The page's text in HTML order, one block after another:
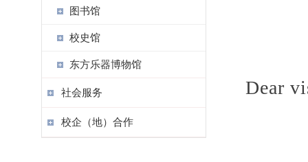
图书馆
校史馆
东方乐器博物馆
社会服务
校企（地）合作
Dear